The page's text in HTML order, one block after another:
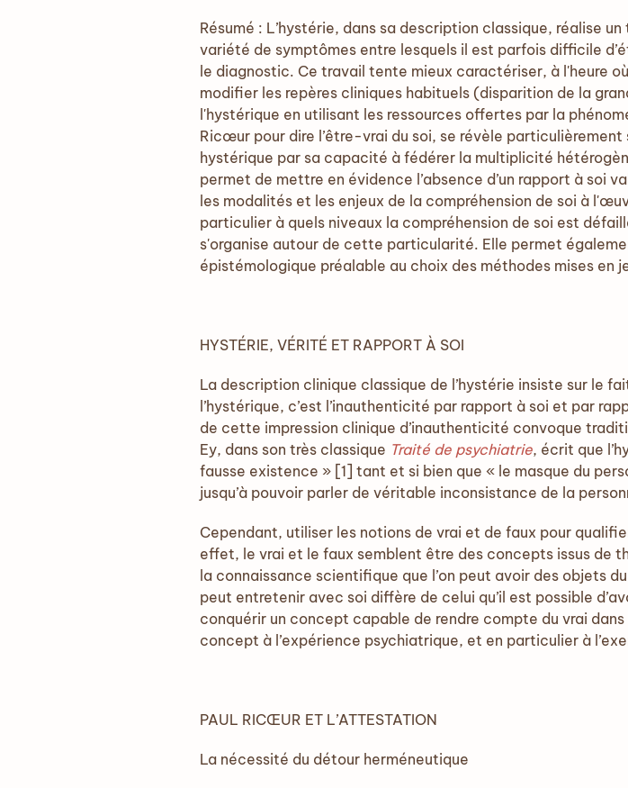
Résumé : L’hystérie, dans sa description classique, réalise
variété de symptômes entre lesquels il est parfois difficile
le diagnostic. Ce travail tente mieux caractériser, à l'heure
modifier les repères cliniques habituels (disparition de la
l'hystérique en utilisant les ressources offertes par la
Ricœur pour dire l’être-vrai du soi, se révèle
hystérique par sa capacité à fédérer la multiplicité
permet de mettre en évidence l’absence d’un rapport à soi
les modalités et les enjeux de la compréhension de soi à
particulier à quels niveaux la compréhension de soi est
s'organise autour de cette particularité. Elle permet
épistémologique préalable au choix des méthodes mises en
HYSTÉRIE, VÉRITÉ ET RAPPORT À SOI
La description clinique classique de l’hystérie insiste sur le
l’hystérique, c’est l’inauthenticité par rapport à soi et par
de cette impression clinique d’inauthenticité convoque
Ey, dans son très classique Traité de psychiatrie, écrit que
fausse existence » [1] tant et si bien que « le masque du
jusqu’à pouvoir parler de véritable inconsistance de la
Cependant, utiliser les notions de vrai et de faux pour
effet, le vrai et le faux semblent être des concepts issus de
la connaissance scientifique que l’on peut avoir des objets
peut entretenir avec soi diffère de celui qu’il est possible
conquérir un concept capable de rendre compte du vrai
concept à l’expérience psychiatrique, et en particulier à
PAUL RICŒUR ET L’ATTESTATION
La nécessité du détour herméneutique